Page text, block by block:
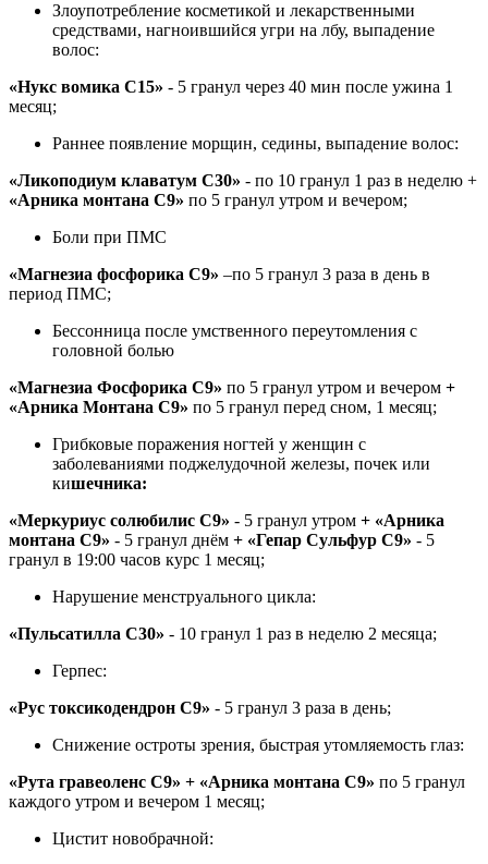
Злоупотребление косметикой и лекарственными
средствами, нагноившийся угри на лбу, выпадение
волос:
«Нукс вомика С15» - 5 гранул через 40 мин после ужина 1
месяц;
Раннее появление морщин, седины, выпадение волос:
«Ликоподиум клаватум С30» - по 10 гранул 1 раз в неделю +
«Арника монтана С9» по 5 гранул утром и вечером;
Боли при ПМС
«Магнезиа фосфорика С9» –по 5 гранул 3 раза в день в
период ПМС;
Бессонница после умственного переутомления с
головной болью
«Магнезиа Фосфорика С9» по 5 гранул утром и вечером +
«Арника Монтана С9» по 5 гранул перед сном, 1 месяц;
Грибковые поражения ногтей у женщин с
заболеваниями поджелудочной железы, почек или
кишечника:
«Меркуриус солюбилис С9» - 5 гранул утром + «Арника
монтана С9» - 5 гранул днём + «Гепар Cульфур C9» - 5
гранул в 19:00 часов курс 1 месяц;
Нарушение менструального цикла:
«Пульсатилла С30» - 10 гранул 1 раз в неделю 2 месяца;
Герпес:
«Рус токсикодендрон С9» - 5 гранул 3 раза в день;
Снижение остроты зрения, быстрая утомляемость глаз:
«Рута гравеоленс С9» + «Арника монтана С9» по 5 гранул
каждого утром и вечером 1 месяц;
Цистит новобрачной: